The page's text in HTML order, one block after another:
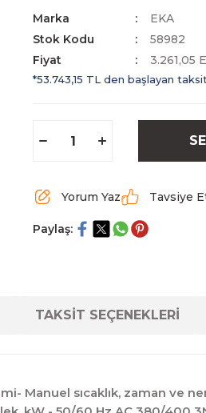
Marka
EKA
Stok Kodu
58982
Fiyat
3.261,05
*53.743,15 TL den başlayan
Yorum Yaz Tavsiye
Paylaş:
TAKSİT SEÇENEKLERİ
Manuel sıcaklık, zaman ve